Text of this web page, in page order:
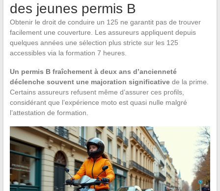
des jeunes permis B
Obtenir le droit de conduire un 125 ne garantit pas de trouver
facilement une couverture. Les assureurs appliquent depuis
quelques années une sélection plus stricte sur les 125
accessibles via la formation 7 heures.
Un permis B fraîchement à deux ans d’ancienneté
déclenche souvent une majoration significativede la prime.
Certains assureurs refusent même d’assurer ces profils,
considérant que l’expérience moto est quasi nulle malgré
l’attestation de formation.